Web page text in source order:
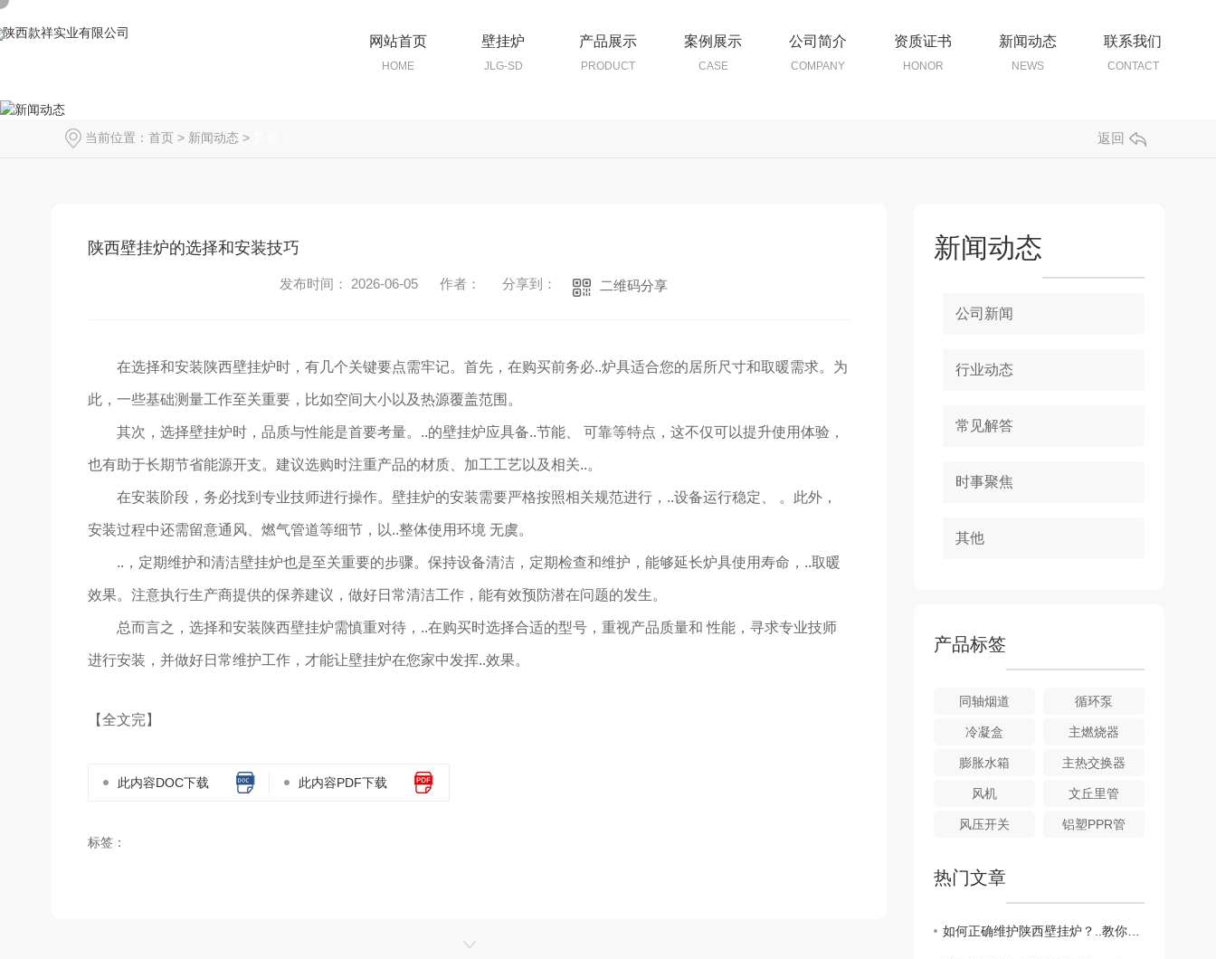
网站首页
HOME
壁挂炉
JLG-SD
产品展示
PRODUCT
案例展示
CASE
公司简介
COMPANY
资质证书
HONOR
新闻动态
NEWS
联系我们
CONTACT
当前位置： 首页 > 新闻动态 > 返回
陕西壁挂炉的选择和安装技巧
发布时间： 2026-06-05 作者： 分享到： 二维码分享
在选择和安装陕西壁挂炉时，有几个关键要点需牢记。首先，在购买前务必..炉具适合您的居所尺寸和取暖需求。为
此，一些基础测量工作至关重要，比如空间大小以及热源覆盖范围。
其次，选择壁挂炉时，品质与性能是首要考量。..的壁挂炉应具备..节能、 可靠等特点，这不仅可以提升使用体验，
也有助于长期节省能源开支。建议选购时注重产品的材质、加工工艺以及相关..。
在安装阶段，务必找到专业技师进行操作。壁挂炉的安装需要严格按照相关规范进行，..设备运行稳定、 。此外，
安装过程中还需留意通风、燃气管道等细节，以..整体使用环境 无虞。
..，定期维护和清洁壁挂炉也是至关重要的步骤。保持设备清洁，定期检查和维护，能够延长炉具使用寿命，..取暖
效果。注意执行生产商提供的保养建议，做好日常清洁工作，能有效预防潜在问题的发生。
总而言之，选择和安装陕西壁挂炉需慎重对待，..在购买时选择合适的型号，重视产品质量和 性能，寻求专业技师
进行安装，并做好日常维护工作，才能让壁挂炉在您家中发挥..效果。
【全文完】
此内容DOC下载 此内容PDF下载
标签：
新闻动态
公司新闻
行业动态
常见解答
时事聚焦
其他
产品标签
同轴烟道 循环泵
冷凝盒 主燃烧器
膨胀水箱 主热交换器
风机 文丘里管
风压开关 铝塑PPR管
热门文章
如何正确维护陕西壁挂炉？..教你省心省力